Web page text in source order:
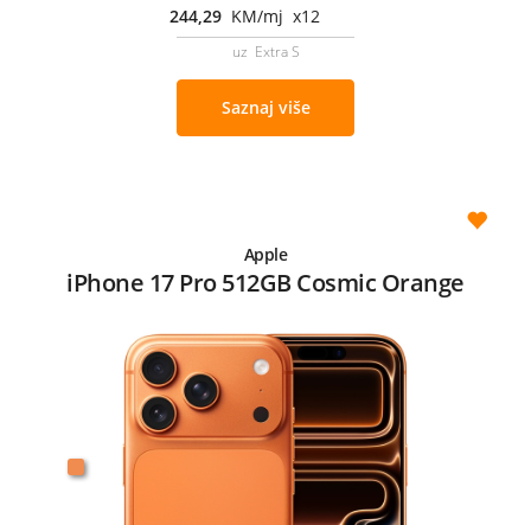
244,29 KM/mj x12
uz Extra S
Saznaj više
Apple
iPhone 17 Pro 512GB Cosmic Orange